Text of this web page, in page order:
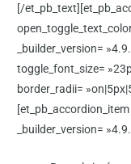
[/
_builder_version=
toggle_font_size=
border_radii=
_builder_version=